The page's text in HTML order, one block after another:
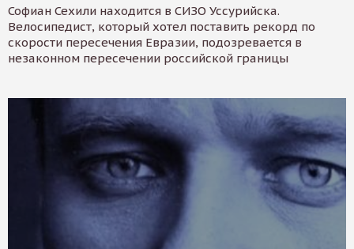
Софиан Сехили находится в СИЗО Уссурийска.
Велосипедист, который хотел поставить рекорд по
скорости пересечения Евразии, подозревается в
незаконном пересечении российской границы